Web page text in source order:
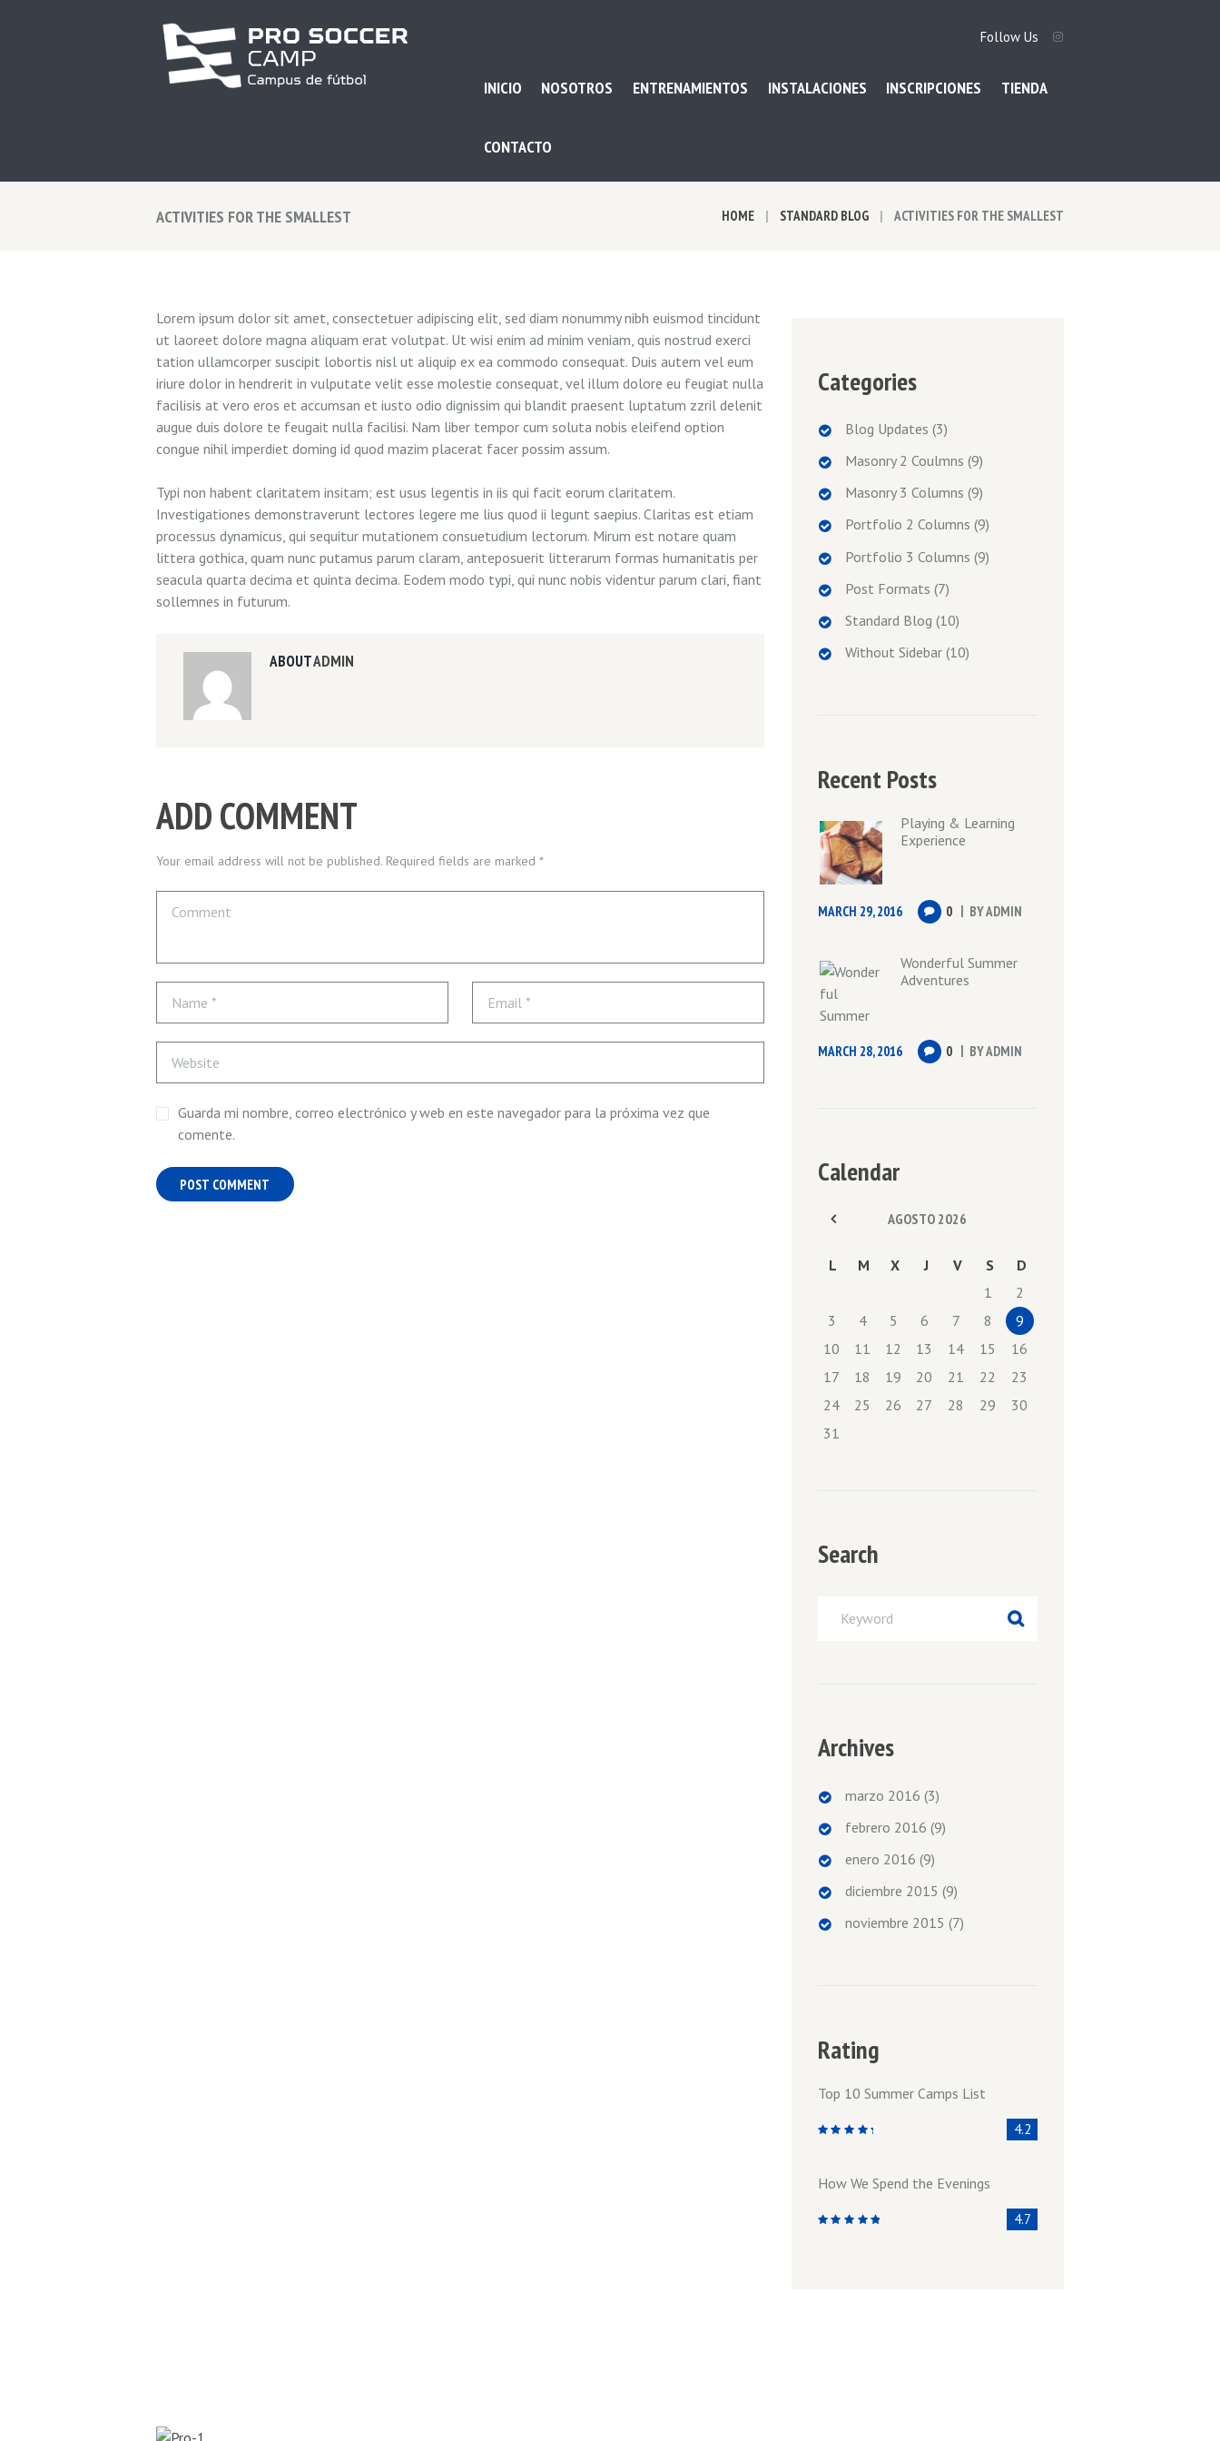
Follow Us
INICIO NOSOTROS ENTRENAMIENTOS INSTALACIONES INSCRIPCIONES TIENDA
CONTACTO
ACTIVITIES FOR THE SMALLEST HOME STANDARD BLOG ACTIVITIES FOR THE SMALLEST
Lorem ipsum dolor sit amet, consectetuer adipiscing elit, sed diam nonummy nibh euismod tincidunt
ut laoreet dolore magna aliquam erat volutpat. Ut wisi enim ad minim veniam, quis nostrud exerci
tation ullamcorper suscipit lobortis nisl ut aliquip ex ea commodo consequat. Duis autem vel eum
iriure dolor in hendrerit in vulputate velit esse molestie consequat, vel illum dolore eu feugiat nulla
facilisis at vero eros et accumsan et iusto odio dignissim qui blandit praesent luptatum zzril delenit
augue duis dolore te feugait nulla facilisi. Nam liber tempor cum soluta nobis eleifend option
congue nihil imperdiet doming id quod mazim placerat facer possim assum.
Typi non habent claritatem insitam; est usus legentis in iis qui facit eorum claritatem.
Investigationes demonstraverunt lectores legere me lius quod ii legunt saepius. Claritas est etiam
processus dynamicus, qui sequitur mutationem consuetudium lectorum. Mirum est notare quam
littera gothica, quam nunc putamus parum claram, anteposuerit litterarum formas humanitatis per
seacula quarta decima et quinta decima. Eodem modo typi, qui nunc nobis videntur parum clari, fiant
sollemnes in futurum.
ABOUTADMIN
ADD COMMENT
Your email address will not be published. Required fields are marked *
Guarda mi nombre, correo electrónico y web en este navegador para la próxima vez que
comente.
Categories
Blog Updates (3)
Masonry 2 Coulmns (9)
Masonry 3 Columns (9)
Portfolio 2 Columns (9)
Portfolio 3 Columns (9)
Post Formats (7)
Standard Blog (10)
Without Sidebar (10)
Recent Posts
Playing & Learning
Experience
MARCH 29, 2016 0 BYADMIN
Wonderful Summer
Adventures
MARCH 28, 2016 0 BYADMIN
Calendar
AGOSTO 2026
L M X J V S
D
1
2
3
4 5 6 7 8
9
10
11 12 13 14 15
16
17
18 19 20 21 22
23
24
25 26 27 28 29
30
31
Search
Archives
marzo 2016 (3)
febrero 2016 (9)
enero 2016 (9)
diciembre 2015 (9)
noviembre 2015 (7)
Rating
Top 10 Summer Camps List
4.2
How We Spend the Evenings
4.7